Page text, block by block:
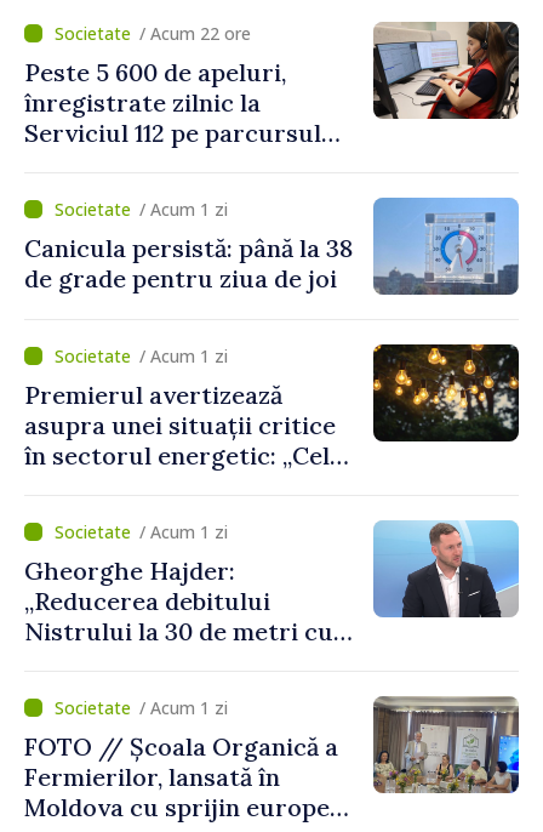
Mediu privind aplicarea a
două regulamente din
domeniu
/ Acum 22 ore
Peste 5 600 de apeluri,
înregistrate zilnic la
Serviciul 112 pe parcursul
cetățeni au solicitat
ambulanța/ Acum 1 zi
Canicula persistă: până la 38
de grade pentru ziua de joi
/ Acum 1 zi
Premierul avertizează
asupra unei situații critice
în sectorul energetic: „Cel
putea cumpăra nici curent
de avarie”/ Acum 1 zi
Gheorghe Hajder:
„Reducerea debitului
Nistrului la 30 de metri cubi
„catastrofă naturală”
/ Acum 1 zi
FOTO // Școala Organică a
Fermierilor, lansată în
Moldova cu sprijin european